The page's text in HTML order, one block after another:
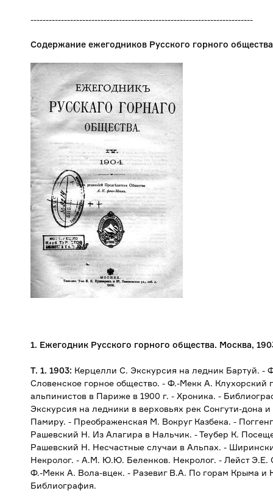
-------------------------------------------------------------------------
Содержание ежегодников Русского горного общества
1. Ежегодник Русского горного общества. Москва,
Т. 1. 1903: Керцелли С. Экскурсия на ледник Бартуй.
Словенское горное общество. - Ф.-Мекк А.
альпинистов в Париже в 1900 г. - Хроника. -
Экскурсия на ледники в верховьях рек Сонгути-дона
Памиру. - Преображенская М. Вокруг Казбека. -
Рашевский Н. Из Алагира в Нальчик. - Теубер К.
Рашевский Н. Несчастные случаи в Альпах. -
Некролог. - А.М. Ю.Ю. Беленков. Некролог. - Лейст Э.Е.
Ф.-Мекк А. Вола-вцек. - Разевиг В.А. По горам Крыма и
Библиография.